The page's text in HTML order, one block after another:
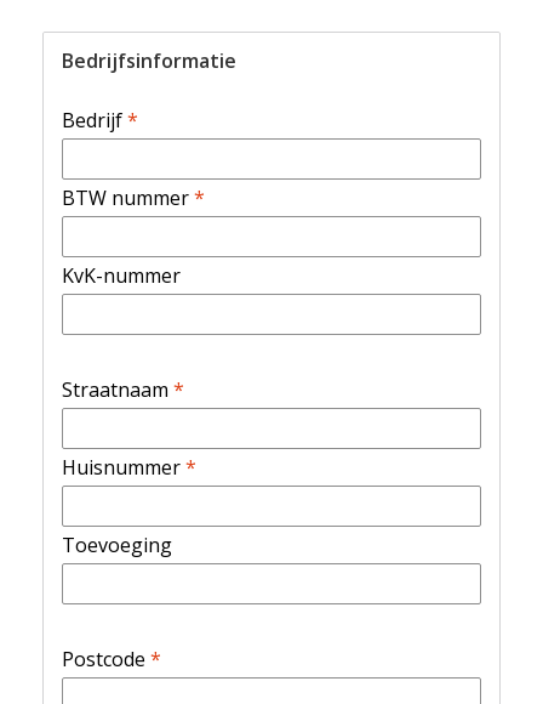
Bedrijfsinformatie
Bedrijf*
BTW nummer*
KvK-nummer
Straatnaam *
Huisnummer*
Toevoeging
Postcode *